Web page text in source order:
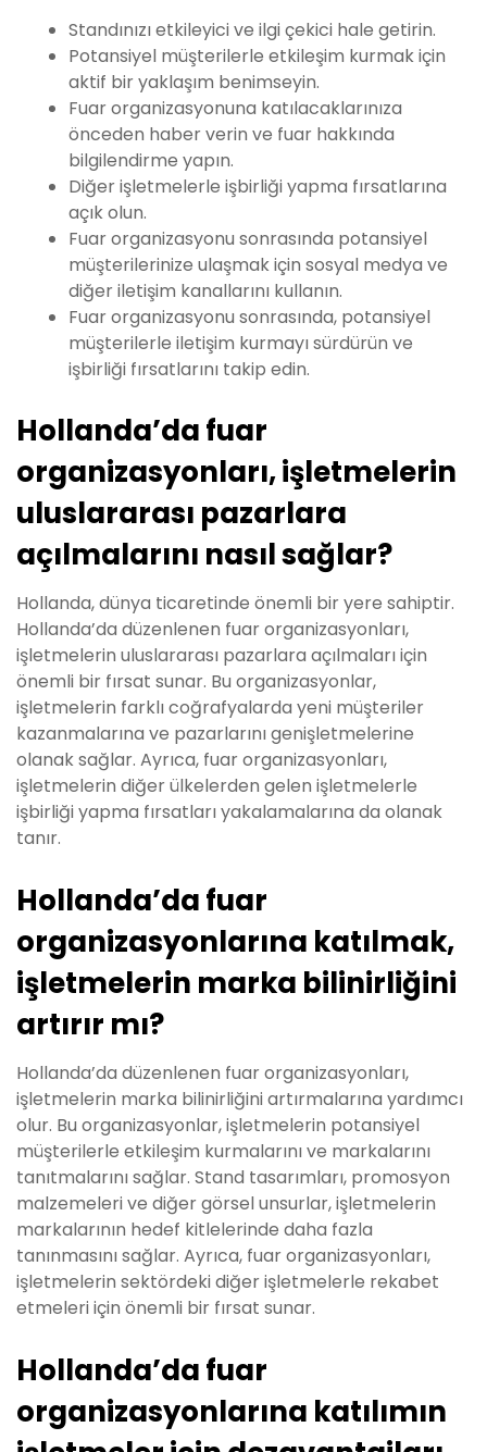
Standınızı etkileyici ve ilgi çekici hale getirin.
Potansiyel müşterilerle etkileşim kurmak için
aktif bir yaklaşım benimseyin.
Fuar organizasyonuna katılacaklarınıza
önceden haber verin ve fuar hakkında
bilgilendirme yapın.
Diğer işletmelerle işbirliği yapma fırsatlarına
açık olun.
Fuar organizasyonu sonrasında potansiyel
müşterilerinize ulaşmak için sosyal medya ve
diğer iletişim kanallarını kullanın.
Fuar organizasyonu sonrasında, potansiyel
müşterilerle iletişim kurmayı sürdürün ve
işbirliği fırsatlarını takip edin.
Hollanda’da fuar
organizasyonları, işletmelerin
uluslararası pazarlara
açılmalarını nasıl sağlar?
Hollanda, dünya ticaretinde önemli bir yere sahiptir.
Hollanda’da düzenlenen fuar organizasyonları,
işletmelerin uluslararası pazarlara açılmaları için
önemli bir fırsat sunar. Bu organizasyonlar,
işletmelerin farklı coğrafyalarda yeni müşteriler
kazanmalarına ve pazarlarını genişletmelerine
olanak sağlar. Ayrıca, fuar organizasyonları,
işletmelerin diğer ülkelerden gelen işletmelerle
işbirliği yapma fırsatları yakalamalarına da olanak
tanır.
Hollanda’da fuar
organizasyonlarına katılmak,
işletmelerin marka bilinirliğini
artırır mı?
Hollanda’da düzenlenen fuar organizasyonları,
işletmelerin marka bilinirliğini artırmalarına yardımcı
olur. Bu organizasyonlar, işletmelerin potansiyel
müşterilerle etkileşim kurmalarını ve markalarını
tanıtmalarını sağlar. Stand tasarımları, promosyon
malzemeleri ve diğer görsel unsurlar, işletmelerin
markalarının hedef kitlelerinde daha fazla
tanınmasını sağlar. Ayrıca, fuar organizasyonları,
işletmelerin sektördeki diğer işletmelerle rekabet
etmeleri için önemli bir fırsat sunar.
Hollanda’da fuar
organizasyonlarına katılımın